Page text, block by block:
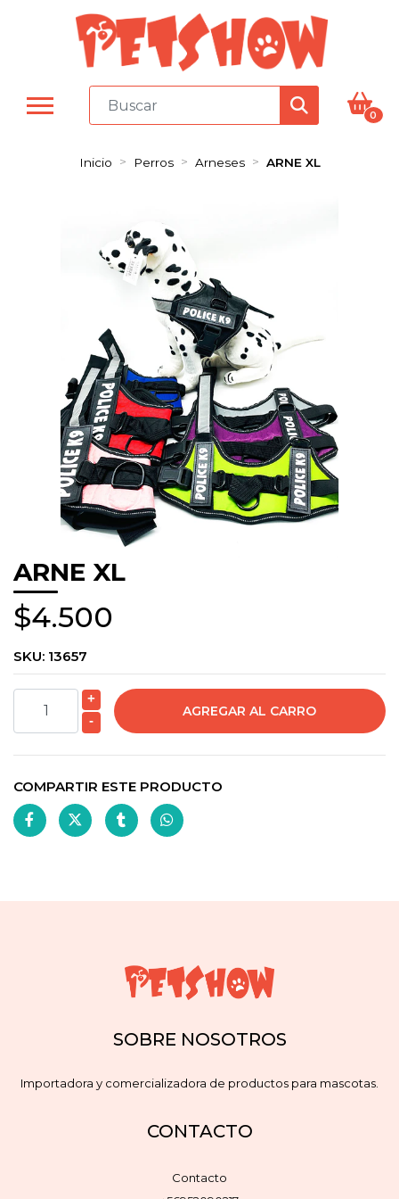
0
Inicio Perros Arneses ARNE XL
ARNE XL
$4.500
SKU: 13657
+
-
COMPARTIR ESTE PRODUCTO
SOBRE NOSOTROS
Importadora y comercializadora de productos para mascotas.
CONTACTO
Contacto